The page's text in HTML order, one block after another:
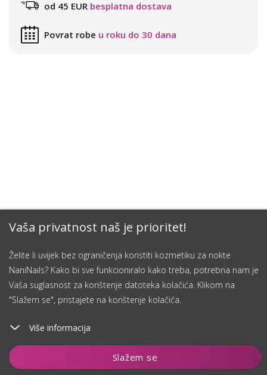
Vaša privatnost naš je prioritet!
Želite li uvijek bez ograničenja koristiti kozmetiku za nokte
NaniNails? Kako bi sve funkcioniralo kako treba, potrebna nam je
Vaša suglasnost za korištenje datoteka kolačića. Klikom na
"Slažem se", pristajete na korištenje kolačića.
Više informacija
Slažem se
Dodaj u košaricu
od 45 EUR besplatna dostava
Povrat robe u roku do 30 dana